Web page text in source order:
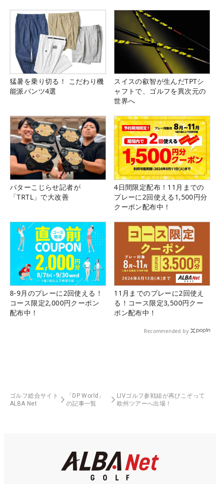
猛暑を乗り切る！ こだわり機
能派パンツ4選
スイスの叡智が生んだTPTシ
ャフトで、ゴルフを異次元の
世界へ
パターこじらせ記者が
「TRTL」で大改善
4日間限定配布！11月までの
プレーに2回使える1,500円分
クーポン配布中！
8-9月のプレーに2回使える！
コース限定2,000円クーポン
配布中！
11月までのプレーに2回使え
る！コース限定3,500円クー
ポン配布中！
Recommended by
ゴルフ総合サイト
ALBA Net
「DP World」
の記事一覧
LIVゴルフ参戦組が再びこぞって
欧州ツアーへ出場！